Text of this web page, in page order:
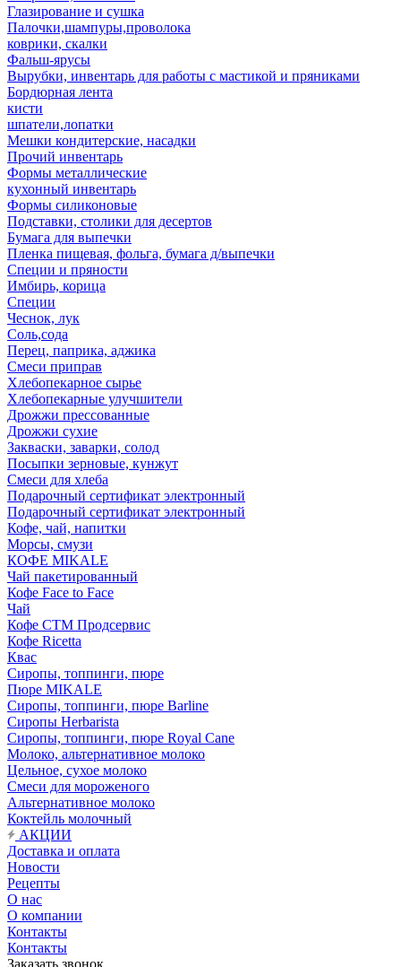
Глазирование и сушка
Палочки,шампуры,проволока
коврики, скалки
Фальш-ярусы
Вырубки, инвентарь для работы с мастикой и пряниками
Бордюрная лента
кисти
шпатели,лопатки
Мешки кондитерские, насадки
Прочий инвентарь
Формы металлические
кухонный инвентарь
Формы силиконовые
Подставки, столики для десертов
Бумага для выпечки
Пленка пищевая, фольга, бумага д/выпечки
Специи и пряности
Имбирь, корица
Специи
Чеснок, лук
Соль,сода
Перец, паприка, аджика
Смеси приправ
Хлебопекарное сырье
Хлебопекарные улучшители
Дрожжи прессованные
Дрожжи сухие
Закваски, заварки, солод
Посыпки зерновые, кунжут
Смеси для хлеба
Подарочный сертификат электронный
Подарочный сертификат электронный
Кофе, чай, напитки
Морсы, смузи
КОФЕ MIKALE
Чай пакетированный
Кофе Face to Face
Чай
Кофе СТМ Продсервис
Кофе Ricetta
Квас
Сиропы, топпинги, пюре
Пюре MIKALE
Сиропы, топпинги, пюре Barline
Сиропы Herbarista
Сиропы, топпинги, пюре Royal Cane
Молоко, альтернативное молоко
Цельное, сухое молоко
Смеси для мороженого
Альтернативное молоко
Коктейль молочный
АКЦИИ
Доставка и оплата
Новости
Рецепты
О нас
О компании
Контакты
Контакты
Заказать звонок